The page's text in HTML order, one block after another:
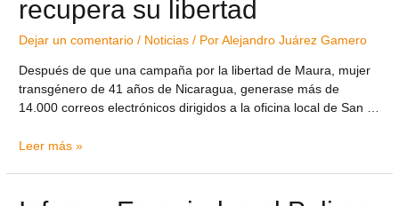
recupera su libertad
Dejar un comentario / Noticias / PorAlejandro Juárez Gamero
Después de que una campaña por la libertad de Maura, mujer
transgénero de 41 años de Nicaragua, generase más de
14.000 correos electrónicos dirigidos a la oficina local de San …
Leer más »